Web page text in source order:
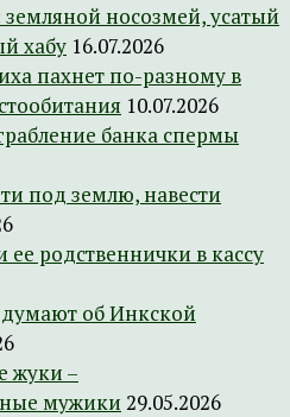
носозмей, усатый
хабу 16.07.2026
пахнет по-разному в
10.07.2026
банка спермы
под землю, навести
ее родственнички в кассу
об Инкской
жуки –
мужики 29.05.2026